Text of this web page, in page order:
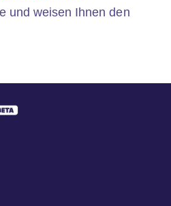
und weisen Ihnen den